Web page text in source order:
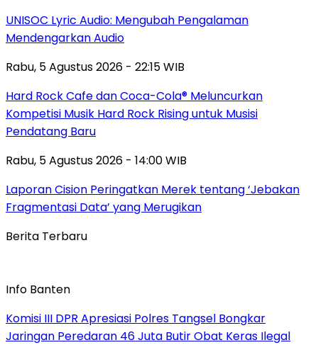
UNISOC Lyric Audio: Mengubah Pengalaman
Mendengarkan Audio
Rabu, 5 Agustus 2026 - 22:15 WIB
Hard Rock Cafe dan Coca-Cola® Meluncurkan
Kompetisi Musik Hard Rock Rising untuk Musisi
Pendatang Baru
Rabu, 5 Agustus 2026 - 14:00 WIB
Laporan Cision Peringatkan Merek tentang ‘Jebakan
Fragmentasi Data’ yang Merugikan
Berita Terbaru
Info Banten
Komisi III DPR Apresiasi Polres Tangsel Bongkar
Jaringan Peredaran 46 Juta Butir Obat Keras Ilegal